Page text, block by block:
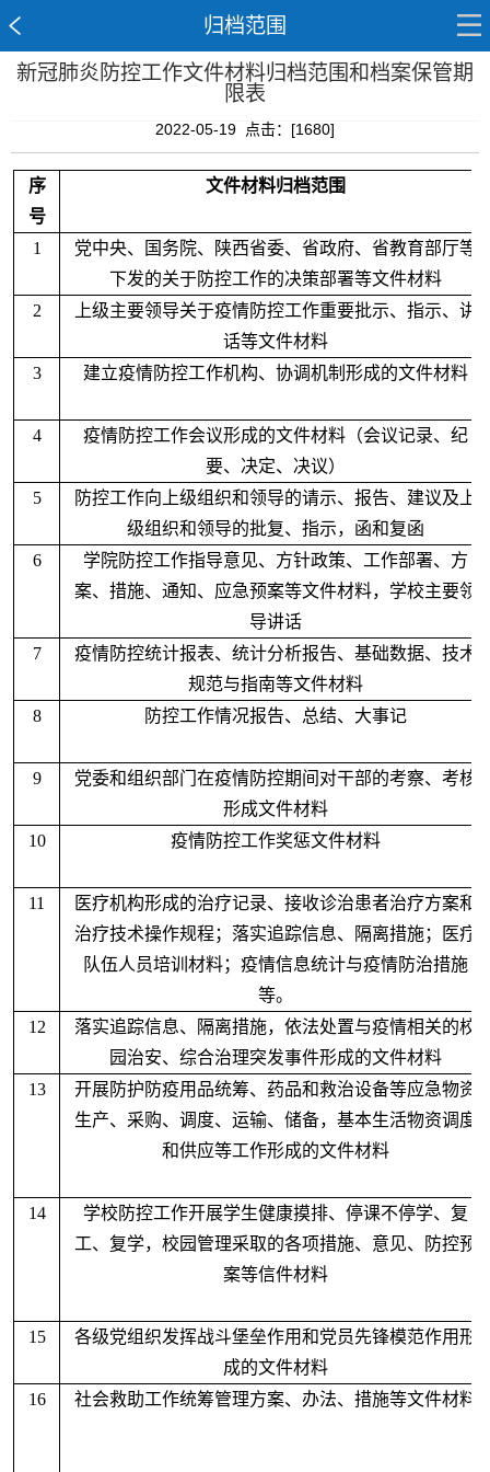
归档范围
新冠肺炎防控工作文件材料归档范围和档案保管期
限表
2022-05-19 点击：[1680]
序
号
文件材料归档范围
1
党中央、国务院、陕西省委、省政府、省教育部厅等
下发的关于防控工作的决策部署等文件材料
2
上级主要领导关于疫情防控工作重要批示、指示、讲
话等文件材料
3
建立疫情防控工作机构、协调机制形成的文件材料
4
疫情防控工作会议形成的文件材料（会议记录、纪
要、决定、决议）
5
防控工作向上级组织和领导的请示、报告、建议及上
级组织和领导的批复、指示，函和复函
6
学院防控工作指导意见、方针政策、工作部署、方
案、措施、通知、应急预案等文件材料，学校主要领
导讲话
7
疫情防控统计报表、统计分析报告、基础数据、技术
规范与指南等文件材料
8
防控工作情况报告、总结、大事记
9
党委和组织部门在疫情防控期间对干部的考察、考核
形成文件材料
10
疫情防控工作奖惩文件材料
11
医疗机构形成的治疗记录、接收诊治患者治疗方案和
治疗技术操作规程；落实追踪信息、隔离措施；医疗
队伍人员培训材料；疫情信息统计与疫情防治措施
等。
12
落实追踪信息、隔离措施，依法处置与疫情相关的校
园治安、综合治理突发事件形成的文件材料
13
开展防护防疫用品统筹、药品和救治设备等应急物资
生产、采购、调度、运输、储备，基本生活物资调度
和供应等工作形成的文件材料
14
学校防控工作开展学生健康摸排、停课不停学、复
工、复学，校园管理采取的各项措施、意见、防控预
案等信件材料
15
各级党组织发挥战斗堡垒作用和党员先锋模范作用形
成的文件材料
16
社会救助工作统筹管理方案、办法、措施等文件材料